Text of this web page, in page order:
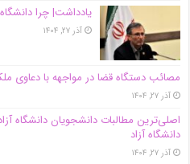
یادداشت| چرا
آذر ۲۷, ۱۴۰۴
مصائب دستگاه قضا در مواجهه با دعاوی
آذر ۲۷, ۱۴۰۴
اصلی‌ترین مطالبات دانشجویان دانشگاه
دانشگاه آز‌اد
آذر ۲۷, ۱۴۰۴